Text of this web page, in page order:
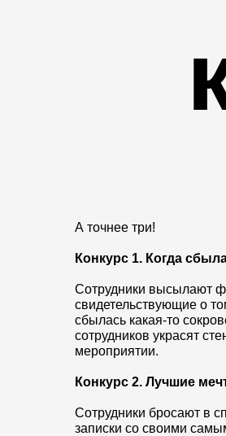
А точнее три!
Конкурс 1. Когда
Сотрудники высылают
свидетельствующие о
сбылась какая-то
сотрудников украсят
мероприятии.
Конкурс 2. Лучшие
Сотрудники бросают в
записки со своими